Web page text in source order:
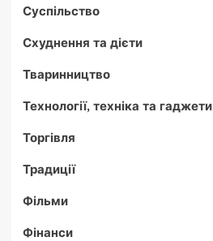
Суспільство
Схуднення та дієти
Тваринництво
Технології, техніка та гаджети
Торгівля
Традиції
Фільми
Фінанси